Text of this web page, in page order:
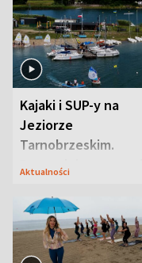
Kajaki i SUP-y na
Jeziorze
Tarnobrzeskim.
Przyrodnicy zwracają
Aktualności